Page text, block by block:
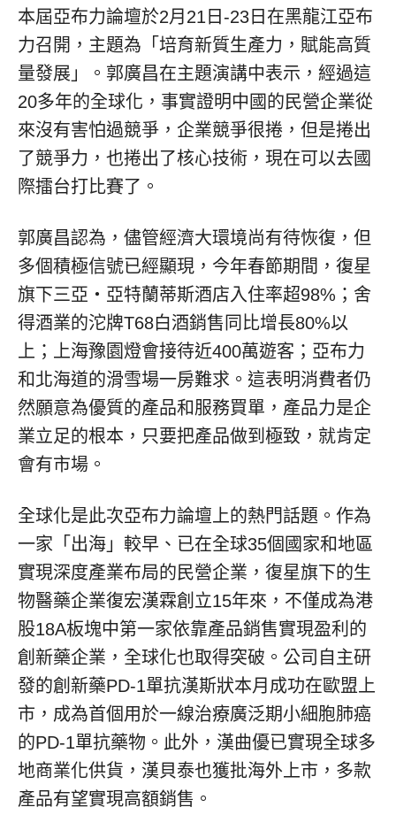
本屆亞布力論壇於2月21日-23日在黑龍江亞布
力召開，主題為「培育新質生產力，賦能高質
量發展」。郭廣昌在主題演講中表示，經過這
20多年的全球化，事實證明中國的民營企業從
來沒有害怕過競爭，企業競爭很捲，但是捲出
了競爭力，也捲出了核心技術，現在可以去國
際擂台打比賽了。
郭廣昌認為，儘管經濟大環境尚有待恢復，但
多個積極信號已經顯現，今年春節期間，復星
旗下三亞‧亞特蘭蒂斯酒店入住率超98%；舍
得酒業的沱牌T68白酒銷售同比增長80%以
上；上海豫園燈會接待近400萬遊客；亞布力
和北海道的滑雪場一房難求。這表明消費者仍
然願意為優質的產品和服務買單，產品力是企
業立足的根本，只要把產品做到極致，就肯定
會有市場。
全球化是此次亞布力論壇上的熱門話題。作為
一家「出海」較早、已在全球35個國家和地區
實現深度產業布局的民營企業，復星旗下的生
物醫藥企業復宏漢霖創立15年來，不僅成為港
股18A板塊中第一家依靠產品銷售實現盈利的
創新藥企業，全球化也取得突破。公司自主研
發的創新藥PD-1單抗漢斯狀本月成功在歐盟上
市，成為首個用於一線治療廣泛期小細胞肺癌
的PD-1單抗藥物。此外，漢曲優已實現全球多
地商業化供貨，漢貝泰也獲批海外上市，多款
產品有望實現高額銷售。